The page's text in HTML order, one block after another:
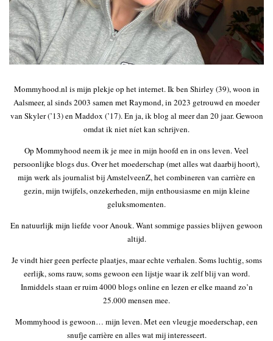
Mommyhood.nl is mijn plekje op het internet. Ik ben Shirley (39), woon in
Aalsmeer, al sinds 2003 samen met Raymond, in 2023 getrouwd en moeder
van Skyler (’13) en Maddox (’17). En ja, ik blog al meer dan 20 jaar. Gewoon
omdat ik niet níet kan schrijven.
Op Mommyhood neem ik je mee in mijn hoofd en in ons leven. Veel
persoonlijke blogs dus. Over het moederschap (met alles wat daarbij hoort),
mijn werk als journalist bij AmstelveenZ, het combineren van carrière en
gezin, mijn twijfels, onzekerheden, mijn enthousiasme en mijn kleine
geluksmomenten.
En natuurlijk mijn liefde voor Anouk. Want sommige passies blijven gewoon
altijd.
Je vindt hier geen perfecte plaatjes, maar echte verhalen. Soms luchtig, soms
eerlijk, soms rauw, soms gewoon een lijstje waar ik zelf blij van word.
Inmiddels staan er ruim 4000 blogs online en lezen er elke maand zo’n
25.000 mensen mee.
Mommyhood is gewoon… mijn leven. Met een vleugje moederschap, een
snufje carrière en alles wat mij interesseert.